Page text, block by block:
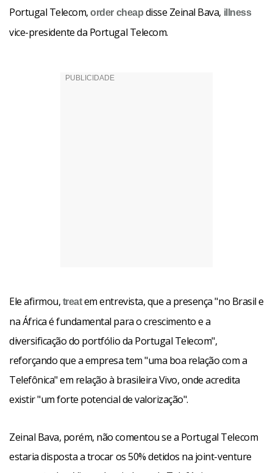
Portugal Telecom,order cheap disse Zeinal Bava, illness
vice-presidente da Portugal Telecom.
Ele afirmou, treatem entrevista, que a presença "no Brasil e
na África é fundamental para o crescimento e a
diversificação do portfólio da Portugal Telecom",
reforçando que a empresa tem "uma boa relação com a
Telefônica" em relação à brasileira Vivo, onde acredita
existir "um forte potencial de valorização".
Zeinal Bava, porém, não comentou se a Portugal Telecom
estaria disposta a trocar os 50% detidos na joint-venture